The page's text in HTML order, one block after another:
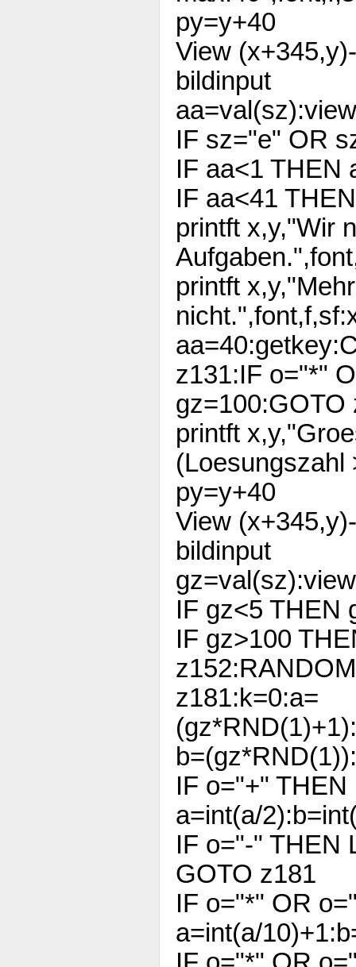
py=y+40
View
bildinput
IF sz="e" OR
IF aa<1 THEN
IF aa<41
printft x,y,"Wir
printft
z131:IF o="*"
gz=100:GOTO
printft
(Loesungszahl
py=y+40
View
bildinput
IF gz<5 THEN
IF gz>100
z181:k=0:a=
IF o="+" THEN
a=int(a/
IF o="-" THEN
GOTO z181
IF o="*" OR
a=int(a/